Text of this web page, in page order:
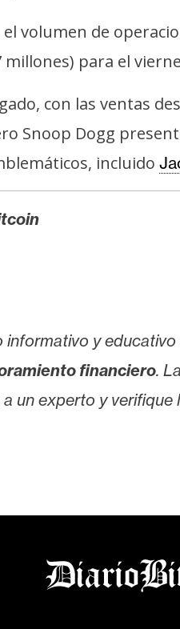
el volumen de
millones) para el
con las ventas
Snoop Dogg
incluido
y
financiero.
un experto y